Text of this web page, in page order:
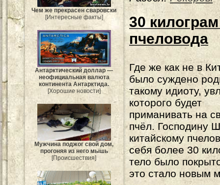
Чем же прекрасен сваровски
[Интересные факты]
Антарктический доллар —
неофициальная валюта
континента Антарктида.
[Хорошие новости]
Мужчина поджог свой дом,
прогоняя из него мышь
[Происшествия]
30
пчеловода
Где же как не в
было суждено
такому идиоту,
которого будет
приманивать на
пчёл. Господину
китайскому
себя более 30
тело было
это стало новым